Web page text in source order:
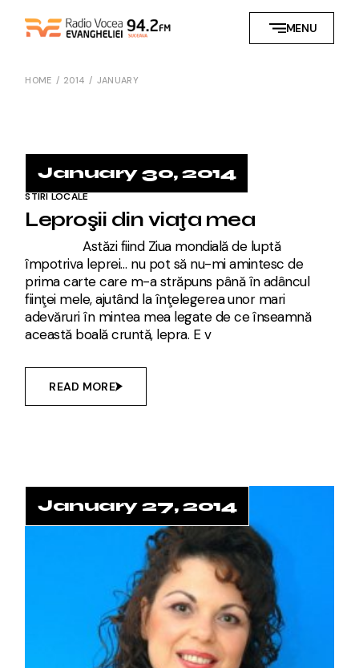
MENU
HOME 2014 JANUARY
January 30, 2014
STIRI LOCALE
Leproşii din viaţa mea
Astăzi fiind Ziua mondială de luptă
împotriva leprei… nu pot să nu-mi amintesc de
prima carte care m-a străpuns până în adâncul
fiinţei mele, ajutând la înţelegerea unor mari
adevăruri în mintea mea legate de ce înseamnă
această boală cruntă, lepra. E v
READ MORE
January 27, 2014